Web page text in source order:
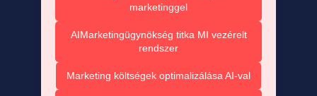
marketinggel
AIMarketingügynökség titka MI vezérelt
rendszer
Marketing költségek optimalizálása AI-val